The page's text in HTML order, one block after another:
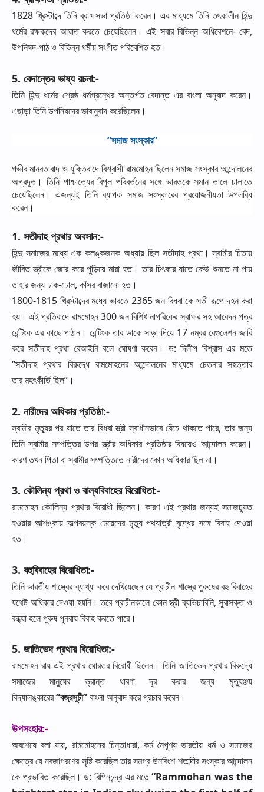
1828 খ্রিস্টাব্দে তিনি ব্রাহ্মসভা প্রতিষ্ঠা করেন। এর মাধ্যমে তিনি তৎকালীন হিন্দু
ধর্মের রক্ষকদের আঘাত করতে চেয়েছিলেন। এই সবার বিভিন্ন অধিবেশনে-বেদ,
উপনিষদ-পাঠও বিভিন্ন ধর্মীয়সংগীতপরিবেশিতহত।
5. বেদান্তের ভাষ্য রচনা:-
তিনি হিন্দু ধর্মের শ্রেষ্ঠ ধর্মগ্রন্থের অন্তর্গত বেদান্ত এর বাংলা অনুবাদ করেন।
এছাড়াতিনিউপনিষদেরভাবানুবাদকরেছিলেন।
“সমাজ সংস্কার”
গভীরমানবতাবাদ ও যুক্তিবাদেবিশ্বাসী রামমোহনছিলেন সমাজ সংস্কারআন্দোলনের
অগ্রদূত। তিনি পাশ্চাত্যের বিপুল পরিবর্তনের সঙ্গে ভারতকে সমান তালে চালাতে
চেয়েছিলেন। এজন্যই তিনি ব্যাপক সমাজ সংস্কারের প্রয়োজনীয়তা উপলব্ধি
করেন।
1. সতীদাহ প্রথার অবসান:-
হিন্দু সমাজের মধ্যে এক কলঙ্কজনক অধ্যায় ছিল সতীদাহ প্রথা। স্বামীর চিতায়
জীবিত স্ত্রীকে জোর করে পুড়িয়ে মারা হত। তার চিৎকার যাতে কেউ শুনতে না পায়
তাহারজন্যঢাক-ঢোল, কাঁসরবাজানোহত।
1800-1815 খ্রিস্টাব্দের মধ্যে ভারতে2365জন বিধবা কে সতী রূপে দহন করা
হয়। এইপ্রতিবাদে রামমোহন300জনবিশিষ্টনাগরিকেরস্বাক্ষর সহআবেদনপত্র
বেন্টিংক এর কাছে পাঠান। বেন্টিংক তার ডাকে সাড়া দিয়ে 17 নম্বর রেগুলেশন জারি
করে সতীদাহ প্রথা বেআইনি বলে ঘোষণা করেন। ড:দিলীপ বিশ্বাস এর মতে
“সতীদাহ প্রথার বিরুদ্ধে রামমোহনের আন্দোলনের মাধ্যমে চেতনার সহত্তার
তারমহৎকীর্তিছিল” ।
2. নারীদের অধিকার প্রতিষ্ঠা:-
স্বামীর মৃত্যুর পর যাতে তার বিধবা স্ত্রী স্বাধীনভাবে বেঁচে থাকতে পারে,তার জন্য
তিনি স্বামীর সম্পত্তির উপর স্ত্রীর অধিকার প্রতিষ্ঠার বিষয়েও আন্দোলন করেন।
কারণতখনপিতাবাস্বামীরসম্পত্তিতেনারীদেরকোনঅধিকারছিলনা।
3. কৌলিন্য প্রথা ও বাল্যবিবাহের বিরোধিতা:-
রামমোহন কৌলিন্য প্রথার বিরোধী ছিলেন। কারণ এই প্রথার জন্যই সমাজচ্যুত
হওয়ার আশঙ্কায় অল্পবয়স্ক মেয়েদের মৃত্যু পথযাত্রী বৃদ্ধের সঙ্গে বিবাহ দেওয়া
হত।
3. বহুবিবাহের বিরোধিতা:-
তিনিভারতীয়শাস্ত্রেরব্যাখ্যা করেদেখিয়েছেনযেপ্রাচীন শাস্ত্রে পুরুষেরবহুবিবাহের
যথেষ্ট অধিকার দেওয়া হয়নি। তবে প্রাচীনকালে কোন স্ত্রী ব্যভিচারিনি,সুরাসক্ত ও
বন্ধ্যাহলেপুরুষপুনরায়বিবাহকরতেপারে।
5. জাতিভেদ প্রথার বিরোধিতা:-
রামমোহন রায় এই প্রথার ঘোরতর বিরোধী ছিলেন। তিনি জাতিভেদ প্রথার বিরুদ্ধে
সমাজের
মানুষের ভ্রান্ত ধারণা দূর করার জন্য
মৃত্যুঞ্জয়
বিদ্যালঙ্কারের“বজ্রসূচী”বাংলাঅনুবাদকরেপ্রচারকরেন।
উপসংহার:-
অবশেষে বলা যায়, রামমোহনের চিন্তাধারা,কর্ম নৈপূণ্য ভারতীয় ধর্ম ও সমাজের
ক্ষেত্রেযে নবজাগরণের সৃষ্টিকরেছিলতারসমগ্রউনবিংশ শতাব্দীরসংস্কারআন্দোলন
কে প্রভাবিত করেছিল। ড:বিপিনচন্দ্র এর মতে “Rammohan was the